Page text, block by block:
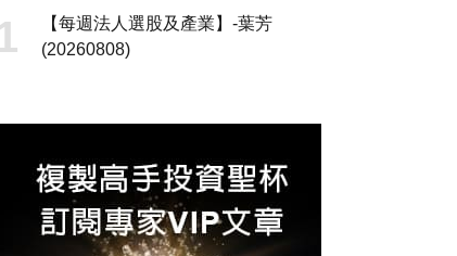
【每週法人選股及產業】-葉芳
(20260808)